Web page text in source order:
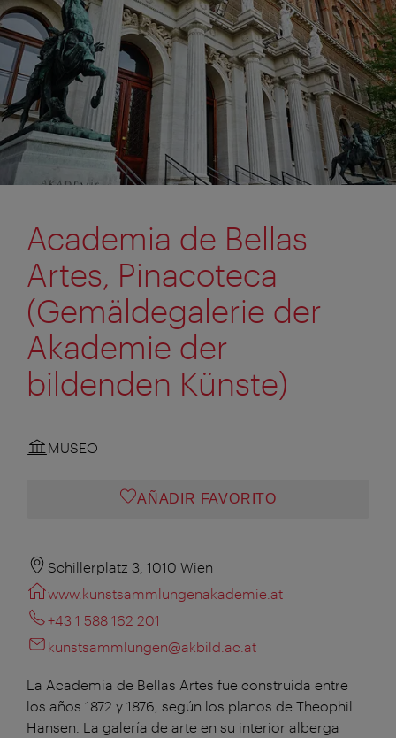
Academia de Bellas
Artes, Pinacoteca
(Gemäldegalerie der
Akademie der
bildenden Künste)
MUSEO
AÑADIR FAVORITO
Schillerplatz 3, 1010 Wien
www.kunstsammlungenakademie.at
+43 1 588 162 201
kunstsammlungen@akbild.ac.at
La Academia de Bellas Artes fue construida entre
los años 1872 y 1876, según los planos de Theophil
Hansen. La galería de arte en su interior alberga